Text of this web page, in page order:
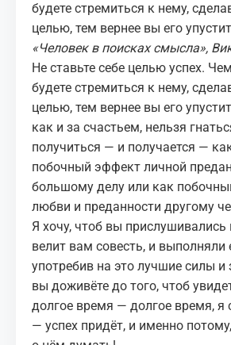
будете стремиться к нему,
целью, тем вернее вы его
«Человек в поисках смысла»,
Не ставьте себе целью успех.
будете стремиться к нему,
целью, тем вернее вы его
как и за счастьем, нельзя
получиться — и получается —
побочный эффект личной
большому делу или как
любви и преданности другому
Я хочу, чтоб вы прислушивались
велит вам совесть, и выполняли
употребив на это лучшие силы и
вы доживёте до того, чтоб
долгое время — долгое время, я
— успех придёт, и именно